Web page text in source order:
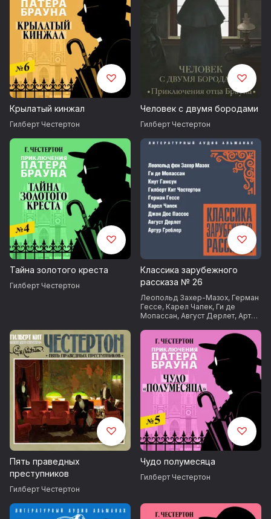
Крылатый кинжал
Гилберт Честертон
Человек с двумя бородами
Гилберт Честертон
Тайна золотого креста
Гилберт Честертон
Классика зарубежного
рассказа № 26
Леопольд Захер-Мазох, Герман
Гессе, Карел Чапек, Ги де
Мопассан, Август Дерлет, Артур
Честертон
Джон Дос Пассос
Пять праведных
преступников
Гилберт Честертон
Чудо полумесяца
Гилберт Честертон